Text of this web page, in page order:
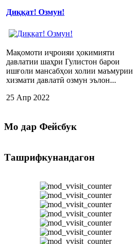
Диққат! Озмун!
Мақомоти иҷроияи ҳокимияти
давлатии шаҳри Гулистон барои
ишғоли мансабҳои холии маъмурии
хизмати давлатӣ озмун эълон...
25 Апр 2022
Мо дар Фейсбук
Ташрифкунандагон